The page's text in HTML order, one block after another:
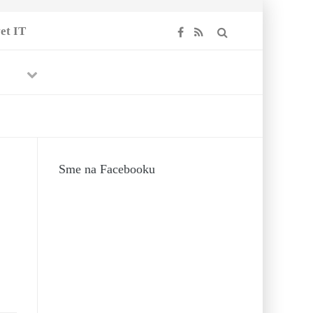
IT
Previous
Next
Sme na Facebooku